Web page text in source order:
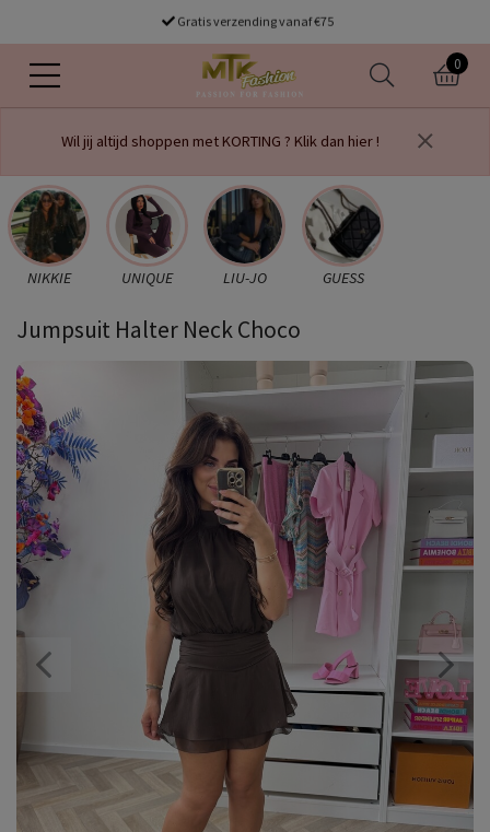
Gratis verzending vanaf €75
0
Wil jij altijd shoppen met KORTING ? Klik dan hier !
NIKKIE UNIQUE LIU-JO GUESS
Jumpsuit Halter Neck Choco